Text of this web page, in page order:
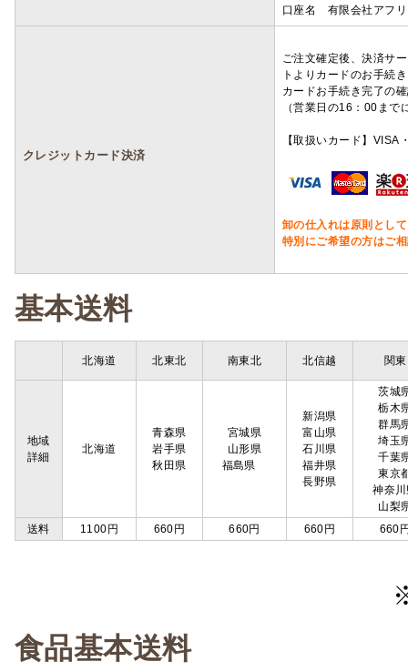
口座名 有限会社アフ
クレジットカード決済
ご注文確定後、決済サ
トよりカードのお手続
カードお手続き完了の
（営業日の16：00ま
【取扱いカード】
卸の仕入れは原則とし
特別にご希望の方はご
基本送料
北海道 北東北 南東北 北信越 関東
地域
詳細
北海道
青森県
岩手県
秋田県
宮城県
山形県
福島県
新潟県
富山県
石川県
福井県
長野県
茨城
栃木
群馬
埼玉
千葉
東京
神奈
山梨
送料
1100円 660円 660円 660円 660
食品基本送料